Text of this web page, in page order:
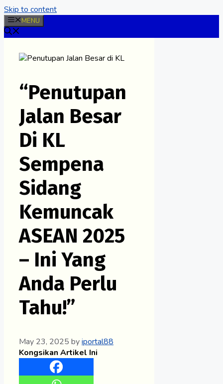
Skip to content
MENU
“Penutupan
Jalan Besar
Di KL
Sempena
Sidang
Kemuncak
ASEAN 2025
– Ini Yang
Anda Perlu
Tahu!”
May 23, 2025 byiportal88
Kongsikan Artikel Ini